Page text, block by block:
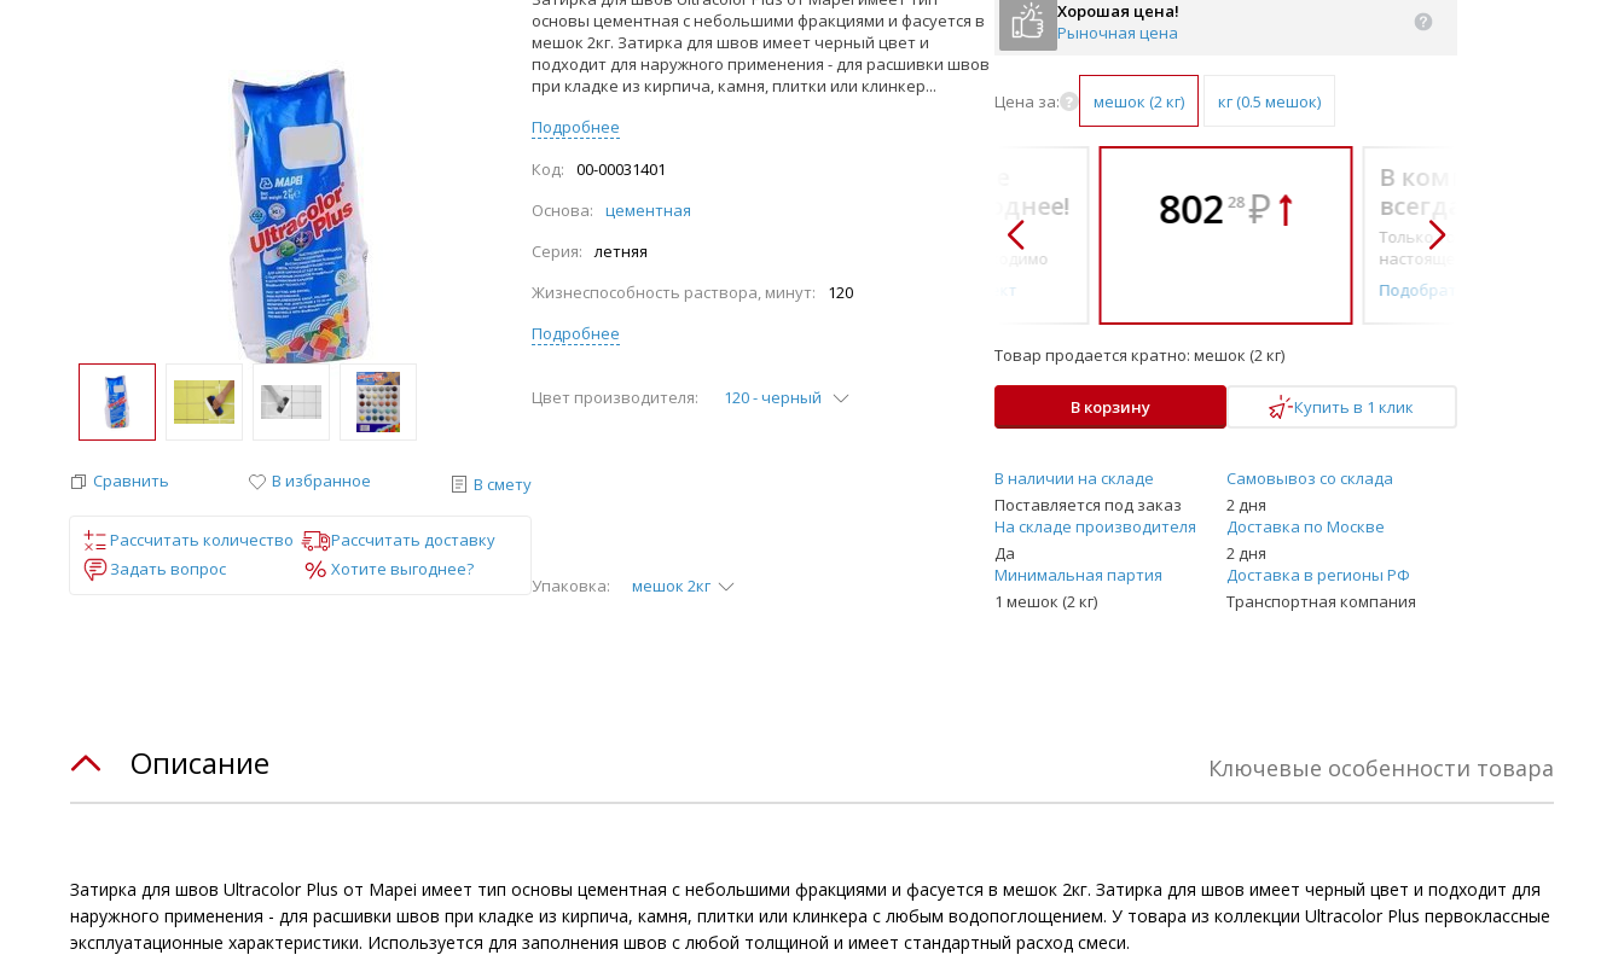
Сравнить В избранное В смету
Рассчитать количество
Рассчитать доставку
Задать вопрос
Хотите выгоднее?
основы цементная с небольшими фракциями и фасуется в
мешок 2кг. Затирка для швов имеет черный цвет и
подходит для наружного применения - для расшивки швов
при кладке из кирпича, камня, плитки или клинкер...
Подробнее
Код:
00-00031401
Основа:
цементная
Серия:
летняя
Жизнеспособность раствора, минут:
120
Подробнее
Упаковка: мешок 2кг
Цвет производителя: 120 - черный
Хорошая цена!
Рыночная цена
Цена за: мешок (2 кг) кг (0.5 мешок)
всегда выгоднее!
настоящему необходимо
Подобрать комплект
802 28 ₽
В комплекте
всегда выгоднее!
Только то, что по-
настоящему необходимо
Подобрать комплект
Товар продается кратно: мешок (2 кг)
В корзину Купить в 1 клик
В наличии на складе
Поставляется под заказ
Самовывоз со склада
2 дня
На складе производителя
Да
Доставка по Москве
2 дня
Минимальная партия
1 мешок (2 кг)
Доставка в регионы РФ
Транспортная компания
Ключевые особенности товара
Описание
Затирка для швов Ultracolor Plus от Mapei имеет тип основы цементная с небольшими фракциями и фасуется в мешок 2кг. Затирка для швов имеет черный цвет и подходит для
наружного применения - для расшивки швов при кладке из кирпича, камня, плитки или клинкера с любым водопоглощением. У товара из коллекции Ultracolor Plus первоклассные
эксплуатационные характеристики. Используется для заполнения швов с любой толщиной и имеет стандартный расход смеси.